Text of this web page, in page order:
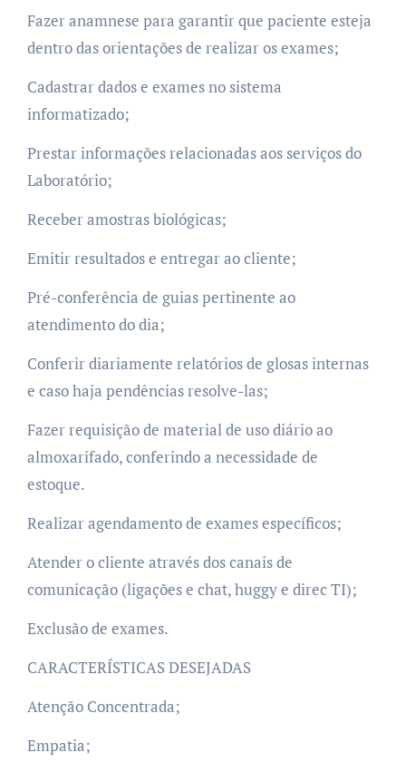
Fazer anamnese para garantir que paciente esteja
dentro das orientações de realizar os exames;
Cadastrar dados e exames no sistema
informatizado;
Prestar informações relacionadas aos serviços do
Laboratório;
Receber amostras biológicas;
Emitir resultados e entregar ao cliente;
Pré-conferência de guias pertinente ao
atendimento do dia;
Conferir diariamente relatórios de glosas internas
e caso haja pendências resolve-las;
Fazer requisição de material de uso diário ao
almoxarifado, conferindo a necessidade de
estoque.
Realizar agendamento de exames específicos;
Atender o cliente através dos canais de
comunicação (ligações e chat, huggy e direc TI);
Exclusão de exames.
CARACTERÍSTICAS DESEJADAS
Atenção Concentrada;
Empatia;